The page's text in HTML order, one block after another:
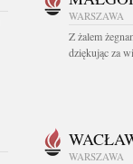
WARSZAWA
Z żalem
dziękując za
WARSZAWA